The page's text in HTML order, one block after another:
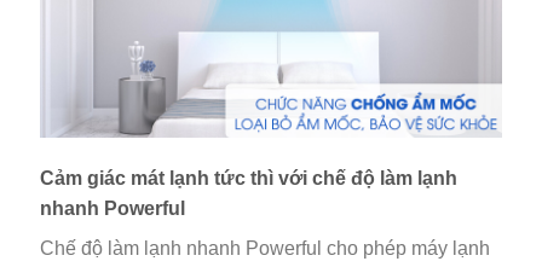
Cảm giác mát lạnh tức thì với chế độ làm lạnh
nhanh Powerful
Chế độ làm lạnh nhanh Powerful cho phép máy lạnh